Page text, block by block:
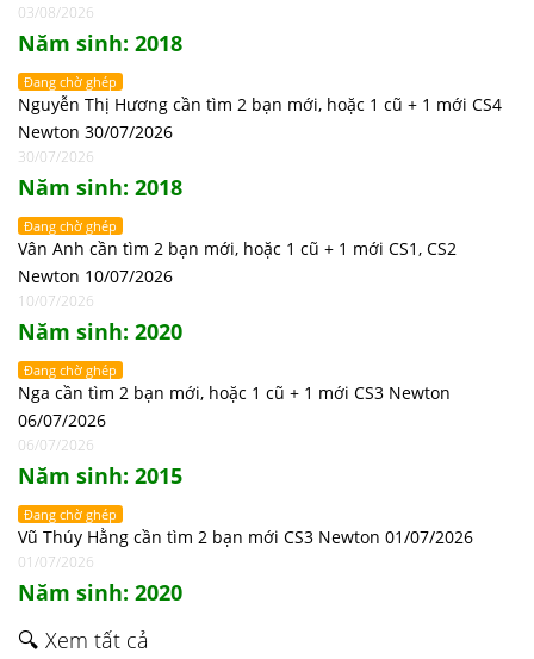
03/08/2026
Năm sinh: 2018
Đang chờ ghép
Nguyễn Thị Hương cần tìm 2 bạn mới, hoặc 1 cũ + 1 mới CS4
Newton 30/07/2026
30/07/2026
Năm sinh: 2018
Đang chờ ghép
Vân Anh cần tìm 2 bạn mới, hoặc 1 cũ + 1 mới CS1, CS2
Newton 10/07/2026
10/07/2026
Năm sinh: 2020
Đang chờ ghép
Nga cần tìm 2 bạn mới, hoặc 1 cũ + 1 mới CS3 Newton
06/07/2026
06/07/2026
Năm sinh: 2015
Đang chờ ghép
Vũ Thúy Hằng cần tìm 2 bạn mới CS3 Newton 01/07/2026
01/07/2026
Năm sinh: 2020
🔍 Xem tất cả